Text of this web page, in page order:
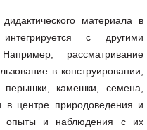
материала в
с другими
рассматривание
в конструировании,
перышки, камешки, семена,
центре природоведения и
опыты и наблюдения с их